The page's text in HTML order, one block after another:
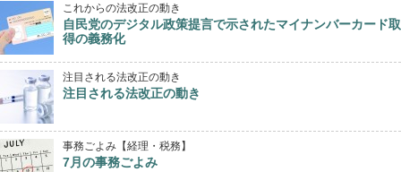
これからの法改正の動き
自民党のデジタル政策提言で示されたマイナンバーカード取
得の義務化
注目される法改正の動き
注目される法改正の動き
事務ごよみ【経理・税務】
7月の事務ごよみ